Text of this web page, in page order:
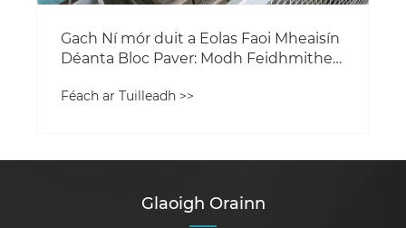
Gach Ní mór duit a Eolas Faoi Mheaisín
Déanta Bloc Paver: Modh Feidhmithe
Féach ar Tuilleadh >>
Glaoigh Orainn